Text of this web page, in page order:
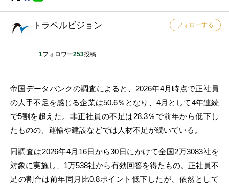
トラベルビジョン
1フォロワー253投稿
フォローする
帝国データバンクの調査によると、2026年4月時点で正社員
の人手不足を感じる企業は50.6％となり、4月として4年連続
で5割を超えた。非正社員の不足は28.3％で前年から低下し
たものの、運輸や建設などでは人材不足が続いている。
同調査は2026年4月16日から30日にかけて全国2万3083社を
対象に実施し、1万538社から有効回答を得たもの。正社員不
足の割合は前年同月比0.8ポイント低下したが、依然として